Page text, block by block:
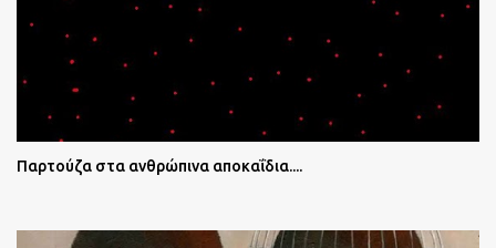
Παρτούζα στα ανθρώπινα αποκαΐδια....